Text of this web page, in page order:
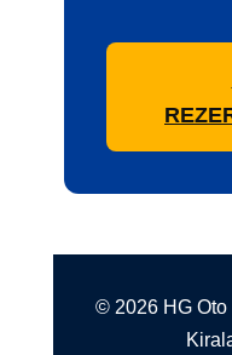
© 2026 HG Oto